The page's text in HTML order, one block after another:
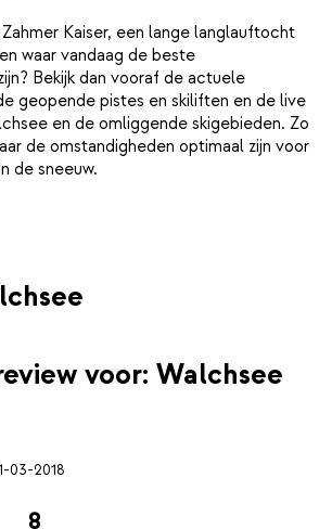
Kaiser, een lange langlauftocht
waar vandaag de beste
Bekijk dan vooraf de actuele
geopende pistes en skiliften en de live
en de omliggende skigebieden. Zo
de omstandigheden optimaal zijn voor
de sneeuw.
voor: Walchsee
03-2018
8